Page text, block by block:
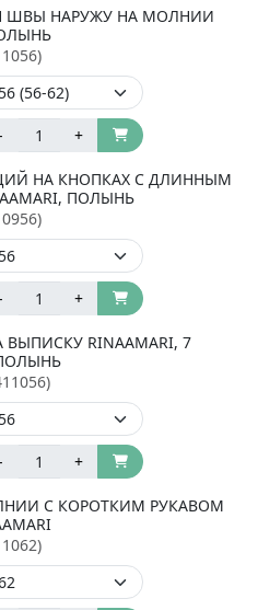
ШВЫ НАРУЖУ НА МОЛНИИ
)
+
НА КНОПКАХ С ДЛИННЫМ
ПОЛЫНЬ
)
+
RINAAMARI, 7
)
+
С КОРОТКИМ РУКАВОМ
)